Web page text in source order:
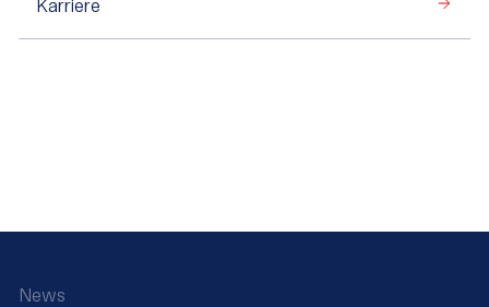
Karriere
News